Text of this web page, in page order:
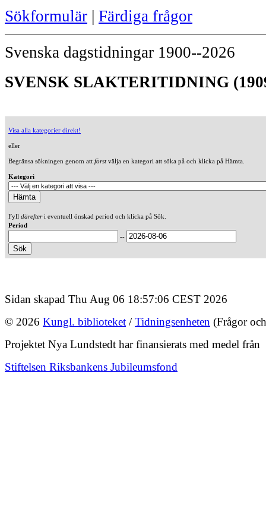
Sökformulär | Färdiga frågor
Svenska dagstidningar 1900--2026
SVENSK SLAKTERITIDNING
Visa alla kategorier direkt!
eller
Begränsa sökningen genom att förstvälja en kategori att söka på och klicka på Hämta.
Kategori
Fyll därefteri eventuell önskad period och klicka på Sök.
Period
--
Sidan skapad Thu Aug 06 18:57:06 CEST 2026
© 2026 Kungl. biblioteket /Tidningsenheten (Frågor
Projektet Nya Lundstedt har finansierats med medel från
Stiftelsen Riksbankens Jubileumsfond